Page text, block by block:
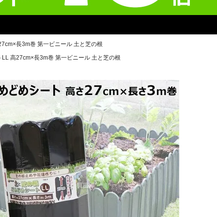
長3m巻 第一ビニール 土と芝の根
LL 高27cm×長3m巻 第一ビニール 土と芝の根